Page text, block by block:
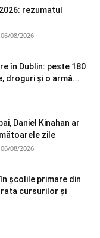
rezumatul
06/08/2026
în Dublin: peste 180
droguri și o armă...
Daniel Kinahan ar
zile
06/08/2026
școlile primare din
cursurilor și